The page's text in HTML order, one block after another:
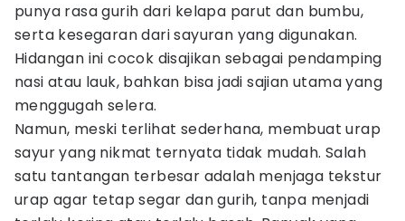
punya rasa gurih dari kelapa parut dan bumbu,
serta kesegaran dari sayuran yang digunakan.
Hidangan ini cocok disajikan sebagai pendamping
nasi atau lauk, bahkan bisa jadi sajian utama yang
menggugah selera.
Namun, meski terlihat sederhana, membuat urap
sayur yang nikmat ternyata tidak mudah. Salah
satu tantangan terbesar adalah menjaga tekstur
urap agar tetap segar dan gurih, tanpa menjadi